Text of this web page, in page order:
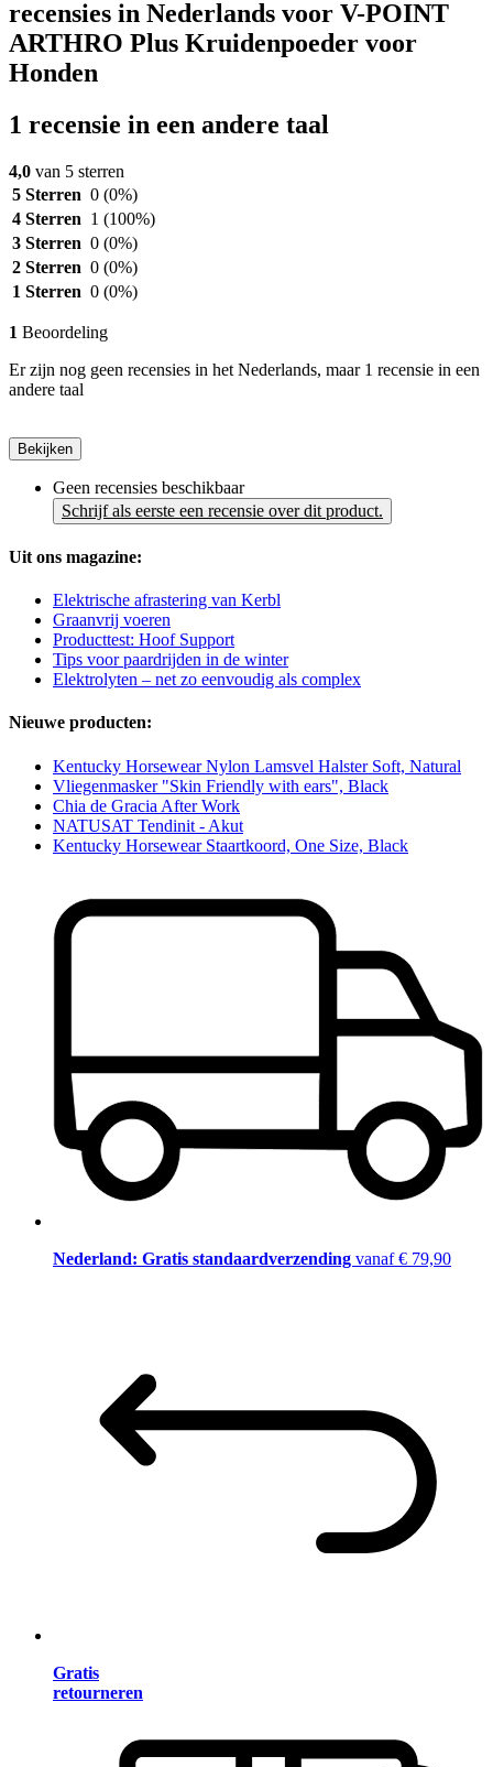
recensies in Nederlands voor V-POINT
ARTHRO Plus Kruidenpoeder voor
Honden
1 recensie in een andere taal
4,0 van 5 sterren
5 Sterren 0 (0%)
4 Sterren 1 (100%)
3 Sterren 0 (0%)
2 Sterren 0 (0%)
1 Sterren 0 (0%)
1 Beoordeling
Er zijn nog geen recensies in het Nederlands, maar 1 recensie in een
andere taal
Bekijken
Geen recensies beschikbaar
Schrijf als eerste een recensie over dit product.
Uit ons magazine:
Elektrische afrastering van Kerbl
Graanvrij voeren
Producttest: Hoof Support
Tips voor paardrijden in de winter
Elektrolyten – net zo eenvoudig als complex
Nieuwe producten:
Kentucky Horsewear Nylon Lamsvel Halster Soft, Natural
Vliegenmasker "Skin Friendly with ears", Black
Chia de Gracia After Work
NATUSAT Tendinit - Akut
Kentucky Horsewear Staartkoord, One Size, Black
Nederland: Gratis standaardverzending vanaf € 79,90
Gratis
retourneren